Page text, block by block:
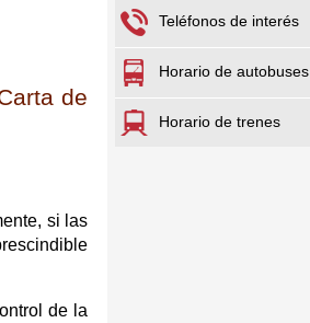
de
si las
de la
Teléfonos de interés
Horario de autobuses
Horario de trenes